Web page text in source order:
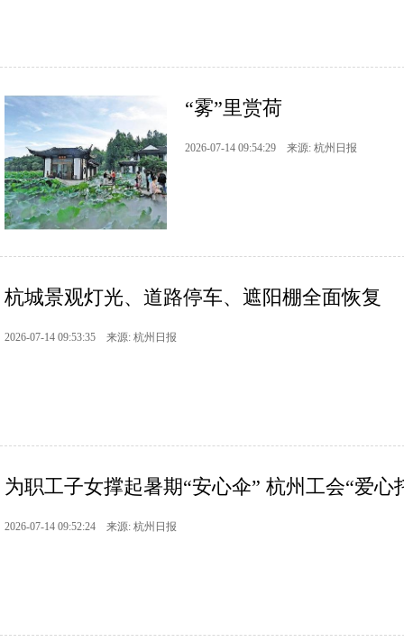
“雾”里赏荷
2026-07-14 09:54:29 来源: 杭州日报
杭城景观灯光、道路停车、遮阳棚全面恢复
2026-07-14 09:53:35 来源: 杭州日报
为职工子女撑起暑期“安心伞” 杭州工会“爱心
2026-07-14 09:52:24 来源: 杭州日报